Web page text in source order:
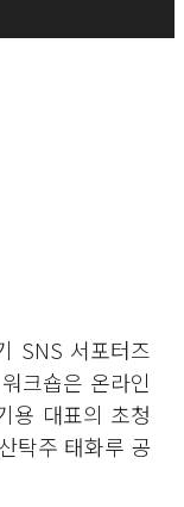
SNS 서포터즈
크숍은 온라인
용 대표의 초청
탁주 태화루 공